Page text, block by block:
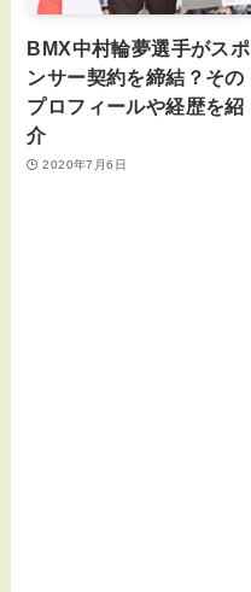
BMX中村輪夢選手がスポ
ンサー契約を締結？その
プロフィールや経歴を紹
介
2020年7月6日